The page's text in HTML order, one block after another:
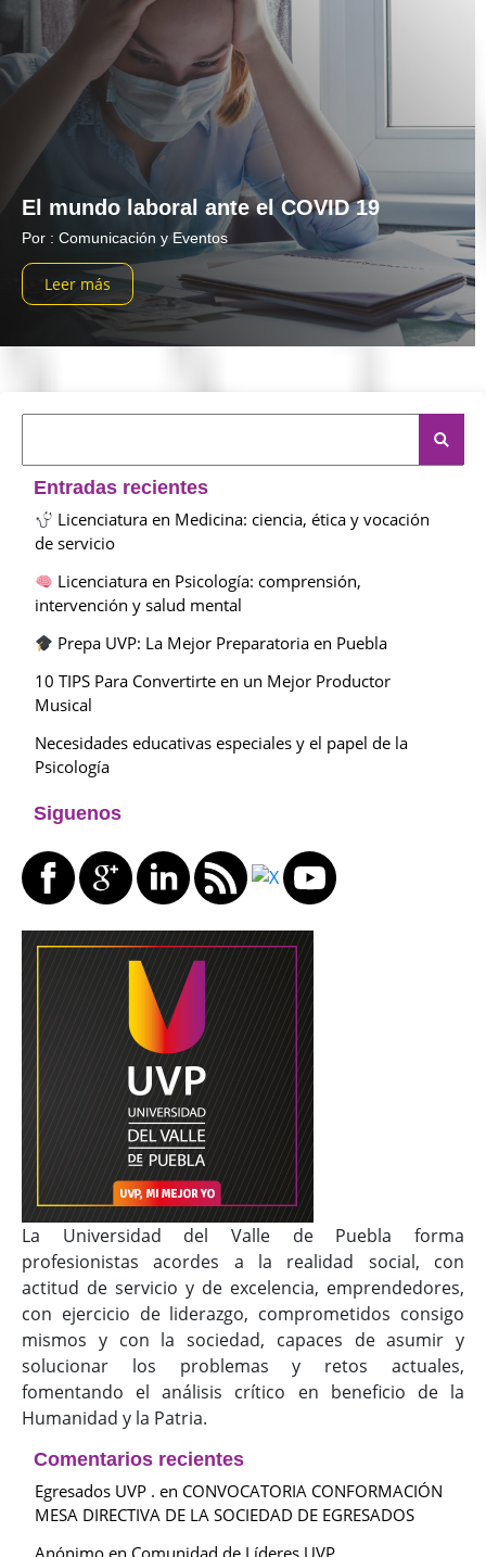
El mundo laboral ante el COVID 19
Por : Comunicación y Eventos
Leer más
Entradas recientes
Licenciatura en Medicina: ciencia, ética y vocación
de servicio
Licenciatura en Psicología: comprensión,
intervención y salud mental
Prepa UVP: La Mejor Preparatoria en Puebla
10 TIPS Para Convertirte en un Mejor Productor
Musical
Necesidades educativas especiales y el papel de la
Psicología
Siguenos
La Universidad del Valle de Puebla forma
profesionistas acordes a la realidad social, con
actitud de servicio y de excelencia, emprendedores,
con ejercicio de liderazgo, comprometidos consigo
mismos y con la sociedad, capaces de asumir y
solucionar los problemas y retos actuales,
fomentando el análisis crítico en beneficio de la
Humanidad y la Patria.
Comentarios recientes
Egresados UVP . en CONVOCATORIA CONFORMACIÓN
MESA DIRECTIVA DE LA SOCIEDAD DE EGRESADOS
Anónimo en Comunidad de Líderes UVP